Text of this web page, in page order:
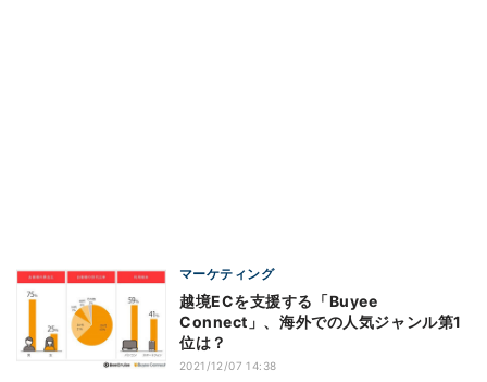
マーケティング
越境ECを支援する「Buyee
Connect」、海外での人気ジャンル第1
位は？
2021/12/07 14:38